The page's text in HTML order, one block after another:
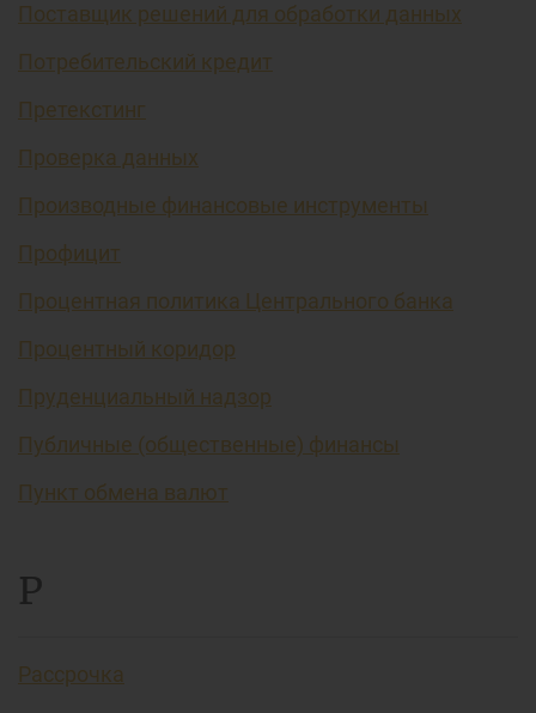
Поставщик решений для обработки данных
Потребительский кредит
Претекстинг
Проверка данных
Производные финансовые инструменты
Профицит
Процентная политика Центрального банка
Процентный коридор
Пруденциальный надзор
Публичные (общественные) финансы
Пункт обмена валют
Р
Рассрочка